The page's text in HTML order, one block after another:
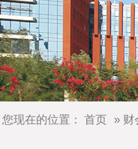
您现在的位置： 首页 » 财